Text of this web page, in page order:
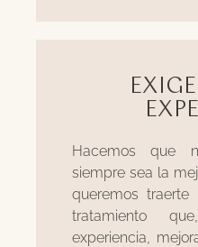
Hacemos que
siempre sea la
queremos
tratamiento
experiencia,